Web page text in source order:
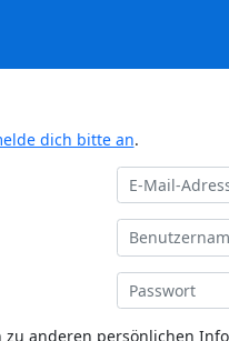
dich bitte an.
zu anderen persönlichen